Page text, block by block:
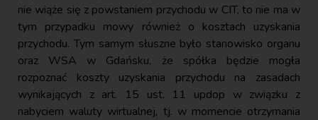
nie wiąże się z powstaniem przychodu w CIT, to nie ma w
tym przypadku mowy również o kosztach uzyskania
przychodu. Tym samym słuszne było stanowisko organu
oraz WSA w Gdańsku, że spółka będzie mogła
rozpoznać koszty uzyskania przychodu na zasadach
wynikających z art. 15 ust. 11 updop w związku z
nabyciem waluty wirtualnej, tj. w momencie otrzymania